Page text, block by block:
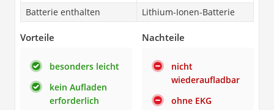
Batterie enthalten
Lithium-Ionen-Batterie
Vorteile
besonders leicht
kein Aufladen
erforderlich
Nachteile
nicht
wiederaufladbar
ohne EKG